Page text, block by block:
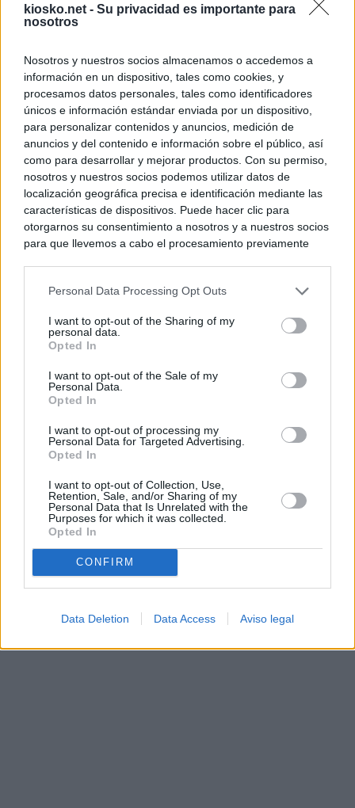
kiosko.net - Su privacidad es importante para
nosotros
Nosotros y nuestros socios almacenamos o accedemos a
información en un dispositivo, tales como cookies, y
procesamos datos personales, tales como identificadores
únicos e información estándar enviada por un dispositivo,
para personalizar contenidos y anuncios, medición de
anuncios y del contenido e información sobre el público, así
como para desarrollar y mejorar productos. Con su permiso,
nosotros y nuestros socios podemos utilizar datos de
localización geográfica precisa e identificación mediante las
características de dispositivos. Puede hacer clic para
otorgarnos su consentimiento a nosotros y a nuestros socios
para que llevemos a cabo el procesamiento previamente
negar su consentimiento. Tenga en cuenta que algún
de su consentimiento, pero usted tiene el derecho de
rechazar tal procesamiento. Sus preferencias se aplicarán
cualquier momento entrando de nuevo en este sitio web o
visitando nuestra política de privacidad.
Personal Data Processing Opt Outs
I want to opt-out of the Sharing of my
personal data.
Opted In
I want to opt-out of the Sale of my
Personal Data.
Opted In
I want to opt-out of processing my
Personal Data for Targeted Advertising.
Opted In
I want to opt-out of Collection, Use,
Retention, Sale, and/or Sharing of my
Personal Data that Is Unrelated with the
Purposes for which it was collected.
Opted In
CONFIRM
Data Deletion Data Access Aviso legal